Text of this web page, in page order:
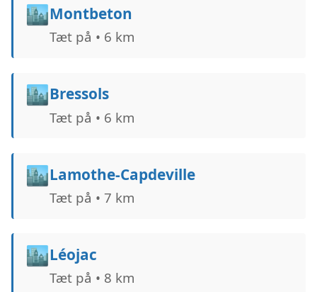
🏙️Montbeton
Tæt på • 6 km
🏙️Bressols
Tæt på • 6 km
🏙️Lamothe-Capdeville
Tæt på • 7 km
🏙️Léojac
Tæt på • 8 km